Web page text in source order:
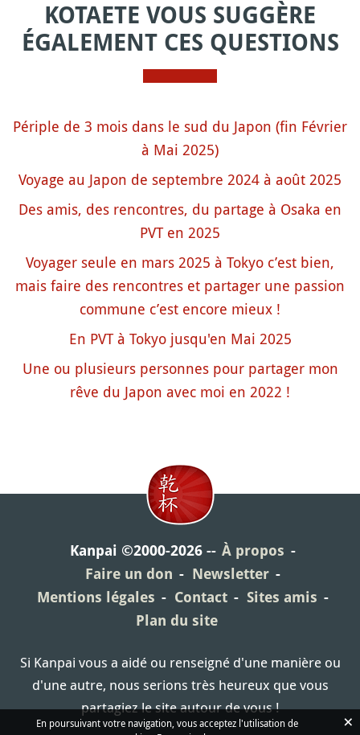
KOTAETE VOUS SUGGÈRE
ÉGALEMENT CES QUESTIONS
Périple de 3 mois dans le sud du Japon (fin Février
à Mai 2025)
Voyage au Japon de septembre 2024 à août 2025
Des amis, des rencontres, du partage à Osaka en
PVT en 2025
Voyager seule en mars 2025 à Tokyo c’est bien,
mais faire des rencontres et partager une passion
commune c’est encore mieux !
En PVT à Tokyo jusqu'en Mai 2025
Une ou plusieurs personnes pour partager mon
rêve du Japon avec moi en 2022 !
Kanpai ©2000-2026
À propos
Faire un don
Newsletter
Mentions légales
Contact
Sites amis
Plan du site
Si Kanpai vous a aidé ou renseigné d'une manière ou
d'une autre, nous serions très heureux que vous
partagiez le site autour de vous !
En poursuivant votre navigation, vous acceptez l'utilisation de
×